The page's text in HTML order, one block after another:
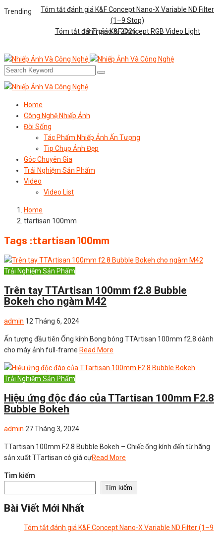
Trending
Tóm tắt đánh giá K&F Concept Nano-X Variable ND Filter
(1–9 Stop)
Tóm tắt đánh giá K&F Concept RGB Video Light
8 Tháng 8, 2026
Home
Công Nghệ Nhiếp Ảnh
Đời Sống
Tác Phẩm Nhiếp Ảnh Ấn Tượng
Tip Chụp Ảnh Đẹp
Góc Chuyên Gia
Trải Nghiệm Sản Phẩm
Video
Video List
Home
ttartisan 100mm
Tags :ttartisan 100mm
Trải Nghiệm Sản Phẩm
Trên tay TTArtisan 100mm f2.8 Bubble
Bokeh cho ngàm M42
admin 12 Tháng 6, 2024
Ấn tượng đầu tiên Ống kính Bong bóng TTArtisan 100mm f2.8 dành
cho máy ảnh full-frame Read More
Trải Nghiệm Sản Phẩm
Hiệu ứng độc đáo của TTartisan 100mm F2.8
Bubble Bokeh
admin 27 Tháng 3, 2024
TTartisan 100mm F2.8 Bubble Bokeh – Chiếc ống kính đến từ hãng
sản xuất TTartisan có giá cựRead More
Tìm kiếm
Tìm kiếm
Bài Viết Mới Nhất
Tóm tắt đánh giá K&F Concept Nano-X Variable ND Filter (1–9